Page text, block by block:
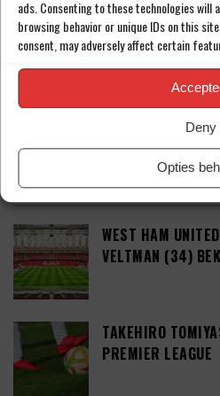
ads. Consenting to these technologies will
browsing behavior or unique IDs on this
consent, may adversely affect certain
Deny
Opties
This site uses Akismet to reduce
comment data is processed.
LAATSTE
WEST HAM
VELTMAN (34)
TAKEHIRO
PREMIER LEAGUE